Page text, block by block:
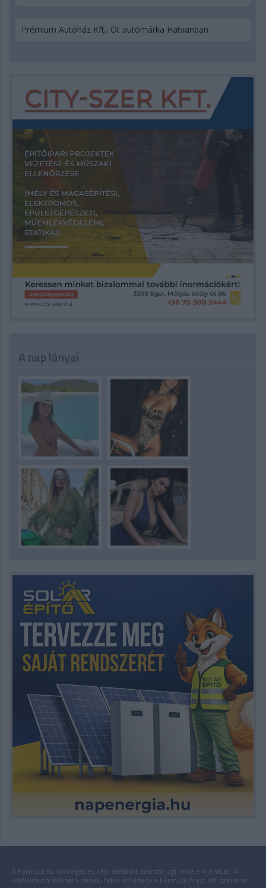
Prémium Autóház Kft.: Öt autómárka Hatvanban
A nap lányai
A Formula.hu szöveges és képi tartalma szerzői jogi védelem alatt áll. A
weboldalon található cikkek, fotók és videók a Formula Press Kft. szellemi